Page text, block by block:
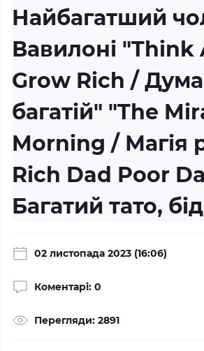
Найбагатший
Вавилоні "Think
Grow Rich /
багатій" "The
Morning / Магія
Rich Dad Poor
Багатий тато,
02 листопада 2023 (16:06)
Коментарі: 0
Перегляди: 2891